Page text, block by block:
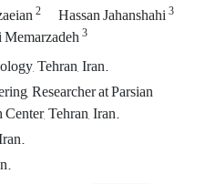
2 Hassan Jahanshahi3
3
Tehran, Iran.
Researcher at Parsian
Tehran, Iran.